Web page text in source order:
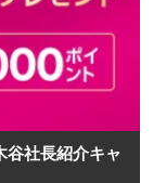
社長紹介キャ